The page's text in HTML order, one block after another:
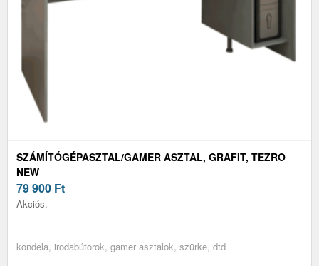
SZÁMÍTÓGÉPASZTAL/GAMER ASZTAL, GRAFIT, TEZRO
NEW
79 900 Ft
Akciós.
kondela, irodabútorok, gamer asztalok, szürke, dtd